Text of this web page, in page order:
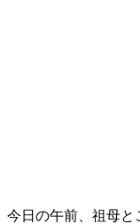
今日の午前、祖母と